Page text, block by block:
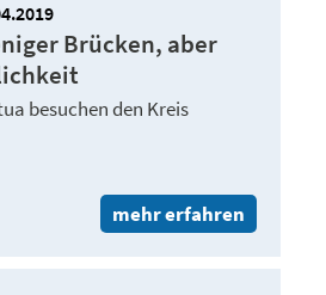
Brücken, aber
besuchen den Kreis
mehr erfahren